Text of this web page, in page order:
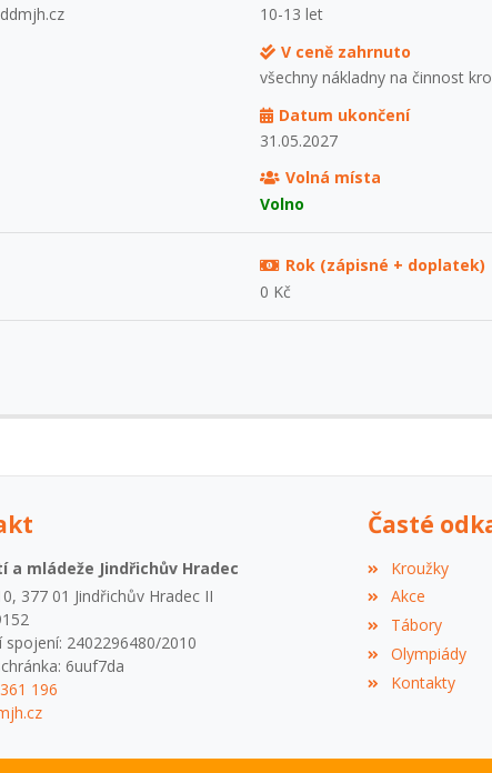
10-13 let
V ceně zahrnuto
všechny nákladny na činnost
Datum ukončení
31.05.2027
Volná místa
Volno
Rok (zápisné + doplatek)
0 Kč
a mládeže Jindřichův Hradec
377 01 Jindřichův Hradec II
spojení: 2402296480/2010
6uuf7da
196
Časté
Kroužky
Akce
Tábory
Olympiády
Kontakty